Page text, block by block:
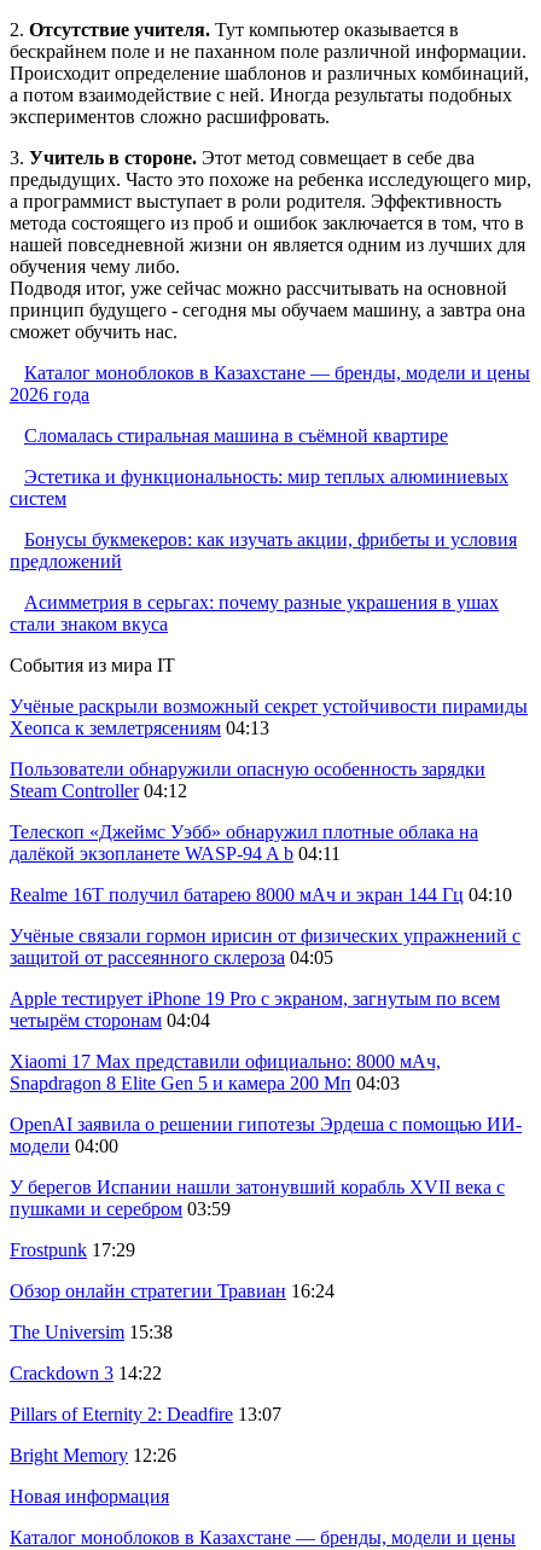
2. Отсутствие учителя. Тут компьютер оказывается в
бескрайнем поле и не паханном поле различной информации.
Происходит определение шаблонов и различных комбинаций,
а потом взаимодействие с ней. Иногда результаты подобных
экспериментов сложно расшифровать.
3. Учитель в стороне. Этот метод совмещает в себе два
предыдущих. Часто это похоже на ребенка исследующего мир,
а программист выступает в роли родителя. Эффективность
метода состоящего из проб и ошибок заключается в том, что в
нашей повседневной жизни он является одним из лучших для
обучения чему либо.
Подводя итог, уже сейчас можно рассчитывать на основной
принцип будущего - сегодня мы обучаем машину, а завтра она
сможет обучить нас.
Каталог моноблоков в Казахстане — бренды, модели и цены
2026 года
Сломалась стиральная машина в съёмной квартире
Эстетика и функциональность: мир теплых алюминиевых
систем
Бонусы букмекеров: как изучать акции, фрибеты и условия
предложений
Асимметрия в серьгах: почему разные украшения в ушах
стали знаком вкуса
События из мира IT
Учёные раскрыли возможный секрет устойчивости пирамиды
Хеопса к землетрясениям 04:13
Пользователи обнаружили опасную особенность зарядки
Steam Controller 04:12
Телескоп «Джеймс Уэбб» обнаружил плотные облака на
далёкой экзопланете WASP-94 A b 04:11
Realme 16T получил батарею 8000 мАч и экран 144 Гц 04:10
Учёные связали гормон ирисин от физических упражнений с
защитой от рассеянного склероза 04:05
Apple тестирует iPhone 19 Pro с экраном, загнутым по всем
четырём сторонам 04:04
Xiaomi 17 Max представили официально: 8000 мАч,
Snapdragon 8 Elite Gen 5 и камера 200 Мп 04:03
OpenAI заявила о решении гипотезы Эрдеша с помощью ИИ-
модели 04:00
У берегов Испании нашли затонувший корабль XVII века с
пушками и серебром 03:59
Frostpunk 17:29
Обзор онлайн стратегии Травиан 16:24
The Universim 15:38
Crackdown 3 14:22
Pillars of Eternity 2: Deadfire 13:07
Bright Memory 12:26
Новая информация
Каталог моноблоков в Казахстане — бренды, модели и цены